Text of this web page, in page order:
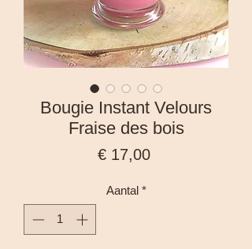
Bougie Instant Velours
Fraise des bois
€ 17,00Prijs
Aantal *